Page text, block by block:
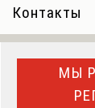
Контакты
МЫ